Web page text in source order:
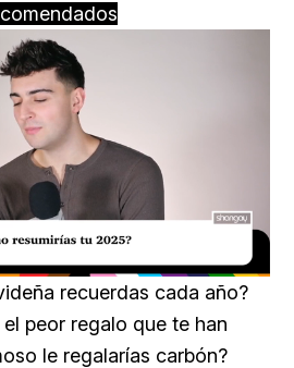
Loaded:
29.95%
recuerdas cada año?
peor regalo que te han
le regalarías carbón?